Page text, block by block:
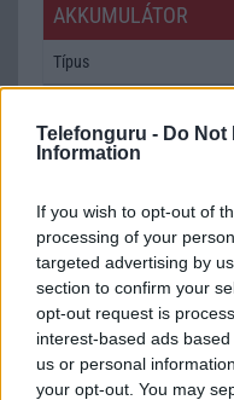
Telefonguru - Do Not
Information
If you wish to opt-out of
processing of your
targeted advertising by
section to confirm your
opt-out request is
interest-based ads
us or personal
your opt-out. You may
AKKUMULÁTOR
Típus
Cserélhetőség
ALKALMAZÁSOK ÉS
Java
Flash/Ujjlenyomat olvasó
SNS integráció